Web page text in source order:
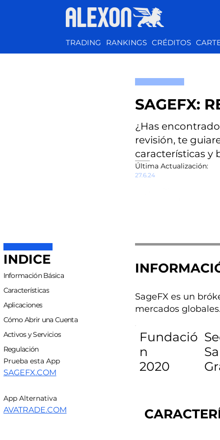
TRADING RANKINGS CRÉDITOS
SAGEFX:
¿Has
revisión, te
características y
​Última Actualización:
27.6.24
INDICE
Información Básica
Características
Aplicaciones
Cómo Abrir una Cuenta
Activos y Servicios
Regulación
Prueba esta App
SAGEFX.COM
App Alternativa
AVATRADE.COM
SageFX es un
mercados
Fundació
n
2020